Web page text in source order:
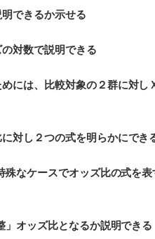
できるか示せる
対数で説明できる
には、比較対象の２群に対し
対し２つの式を明らかにでき
なケースでオッズ比の式を
オッズ比となるか説明できる